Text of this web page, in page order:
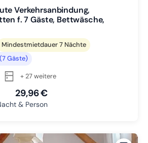
Verkehrsanbindung,
f. 7 Gäste, Bettwäsche,
Mindestmietdauer 7 Nächte
Gäste)
+ 27 weitere
29,96 €
& Person